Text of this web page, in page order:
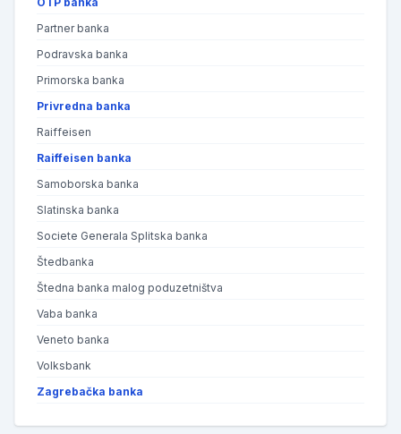
Partner banka
Podravska banka
Primorska banka
Privredna banka
Raiffeisen
Raiffeisen banka
Samoborska banka
Slatinska banka
Societe Generala Splitska banka
Štedbanka
Štedna banka malog poduzetništva
Vaba banka
Veneto banka
Volksbank
Zagrebačka banka